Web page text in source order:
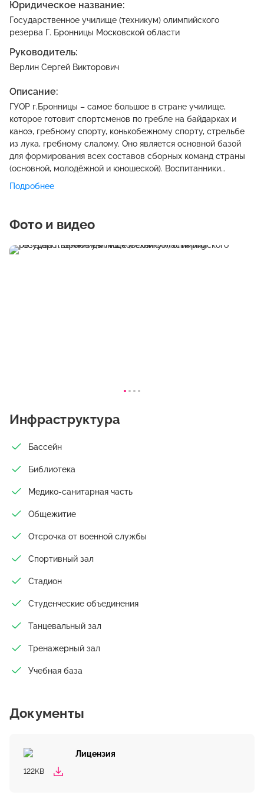
Юридическое название:
Государственное училище (техникум) олимпийского
резерва Г. Бронницы Московской области
Руководитель:
Верлин Сергей Викторович
Описание:
ГУОР г.Бронницы – самое большое в стране училище,
которое готовит спортсменов по гребле на байдарках и
каноэ, гребному спорту, конькобежному спорту, стрельбе
из лука, гребному слалому. Оно является основной базой
для формирования всех составов сборных команд страны
(основной, молодёжной и юношеской). Воспитанники
училища – главный резерв для сборных команд, причем
резерв, отлично подготовленный. Очень важно, что училище
учиться спортсмен из любого уголка страны и получить
вместе с отличной спортивной подготовкой
завершив спортивную карьеру, имеют защищенный
Подробнее
Фото и видео
Инфраструктура
Бассейн
Библиотека
Медико-санитарная часть
Общежитие
Отсрочка от военной службы
Спортивный зал
Стадион
Студенческие объединения
Танцевальный зал
Тренажерный зал
Учебная база
Документы
Лицензия
122KB